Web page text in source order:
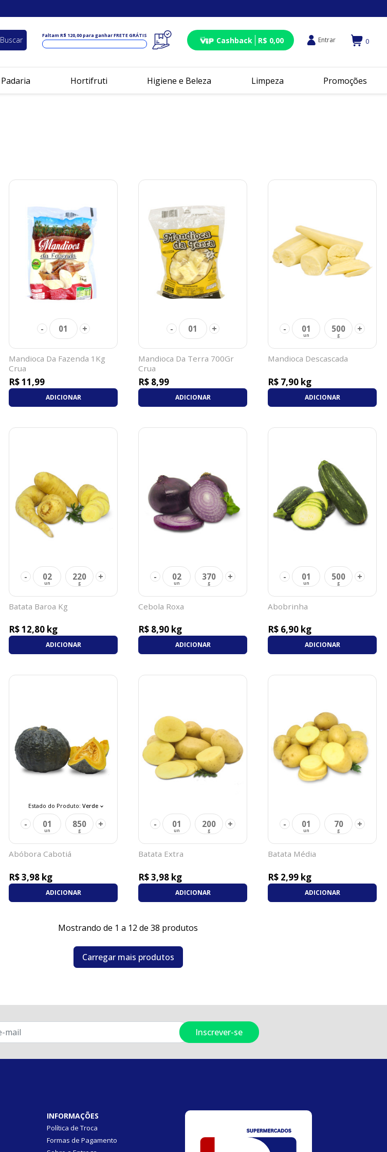
Buscar Faltam R$ 120,00para ganhar FRETE GRÁTIS Cashback R$ 0,00 Entrar 0
Padaria Hortifruti Higiene e Beleza Limpeza Promoções
- 01 +
Mandioca Da Fazenda 1Kg
Crua
R$ 11,99
ADICIONAR
- 01 +
Mandioca Da Terra 700Gr
Crua
R$ 8,99
ADICIONAR
- 01 500 +
Mandioca Descascada
R$ 7,90 kg
ADICIONAR
- 02 220 +
Batata Baroa Kg
R$ 12,80 kg
ADICIONAR
- 02 370 +
Cebola Roxa
R$ 8,90 kg
ADICIONAR
- 01 500 +
Abobrinha
R$ 6,90 kg
ADICIONAR
Estado do Produto: Verde
- 01 850 +
Abóbora Caboti
R$ 3,98 kg
ADICIONAR
- 01 200 +
Batata Extra
R$ 3,98 kg
ADICIONAR
- 01 70 +
Batata Média
R$ 2,99 kg
ADICIONAR
Mostrando de 1 a 12 de 38 produtos
Carregar mais produtos
INFORMAÇÕES
Política de Troca
Formas de Pagamento